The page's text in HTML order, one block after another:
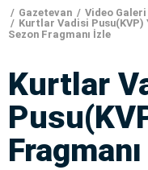
Gazetevan Video Galeri
Kurtlar Vadisi Pusu(KVP)
Sezon Fragmanı İzle
Kurtlar